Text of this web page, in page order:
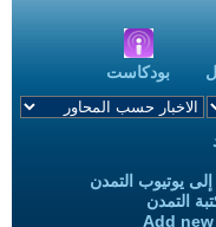
بودكاست
يوتيوب التمدن
التمدن
Add